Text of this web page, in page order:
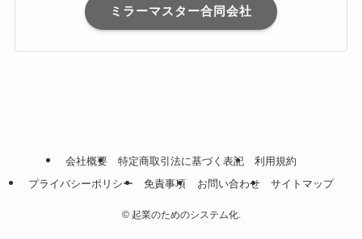
ミラーマスター合同会社
会社概要 特定商取引法に基づく表記
利用規約
プライバシーポリシー
免責事項 お問い合わせ サイトマップ
©起業のためのシステム化.